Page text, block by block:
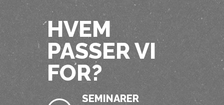
HVEM
PASSER VI
FOR?
SEMINARER